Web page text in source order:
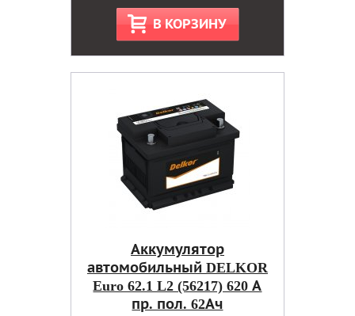
В КОРЗИНУ
Аккумулятор
автомобильный DELKOR
Euro 62.1 L2 (56217) 620 А
пр. пол. 62Ач